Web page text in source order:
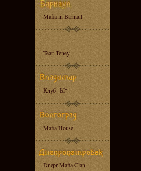
Mafia in Barnaul
Teatr Teney
Клуб "Ы"
Mafia House
Dnepr Mafia Clan